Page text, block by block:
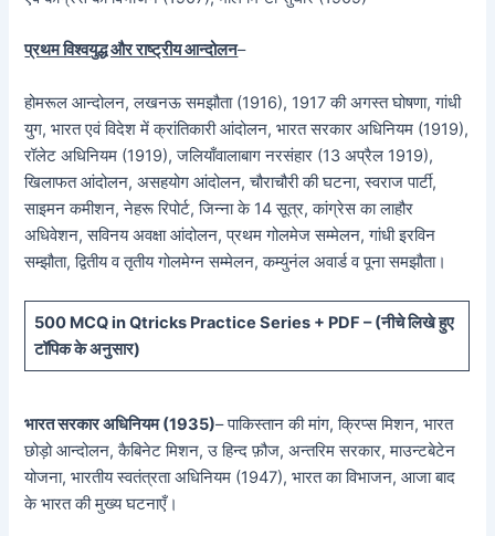
प्रथम विश्वयुद्ध और राष्ट्रीय आन्दोलन–
होमरूल आन्दोलन, लखनऊ समझौता (1916), 1917 की अगस्त घोषणा, गांधी
युग, भारत एवं विदेश में क्रांतिकारी आंदोलन, भारत सरकार अधिनियम (1919),
रॉलेट अधिनियम (1919), जलियाँवालाबाग नरसंहार (13 अप्रैल 1919),
खिलाफत आंदोलन, असहयोग आंदोलन, चौराचौरी की घटना, स्वराज पार्टी,
साइमन कमीशन, नेहरू रिपोर्ट, जिन्ना के 14 सूत्र, कांग्रेस का लाहौर
अधिवेशन, सविनय अवक्षा आंदोलन, प्रथम गोलमेज सम्मेलन, गांधी इरविन
सम्झौता, द्वितीय व तृतीय गोलमेग्न सम्मेलन, कम्युनंल अवार्ड व पूना समझौता।
500 MCQ in Qtricks Practice Series + PDF – (नीचेलिखे हुए
टॉपिक के अनुसार)
भारत सरकार अधिनियम (1935)– पाकिस्तान की मांग, क्रिप्स मिशन, भारत
छोड़ो आन्दोलन, कैबिनेट मिशन, उ हिन्द फ़ौज, अन्तरिम सरकार, माउन्टबेटेन
योजना, भारतीय स्वतंत्रता अधिनियम (1947), भारत का विभाजन, आजा बाद
के भारत की मुख्य घटनाएँ।